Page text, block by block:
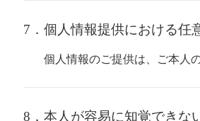
7．個人情報提供における任
個人情報のご提供は、ご本人
8．本人が容易に知覚できな